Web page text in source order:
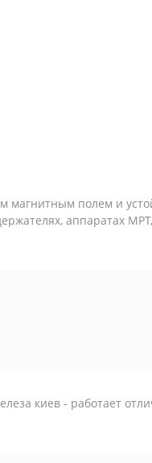
магнитным полем и
аппаратах
киев - работает